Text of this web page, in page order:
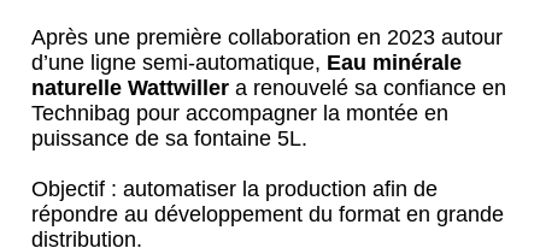
Après une première collaboration en 2023 autour
d’une ligne semi-automatique, Eau minérale
naturelle Wattwiller a renouvelé sa confiance en
Technibag pour accompagner la montée en
puissance de sa fontaine 5L.
Objectif : automatiser la production afin de
répondre au développement du format en grande
distribution.